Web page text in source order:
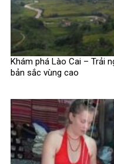
Khám phá Lào Cai – Trải
bản sắc vùng cao